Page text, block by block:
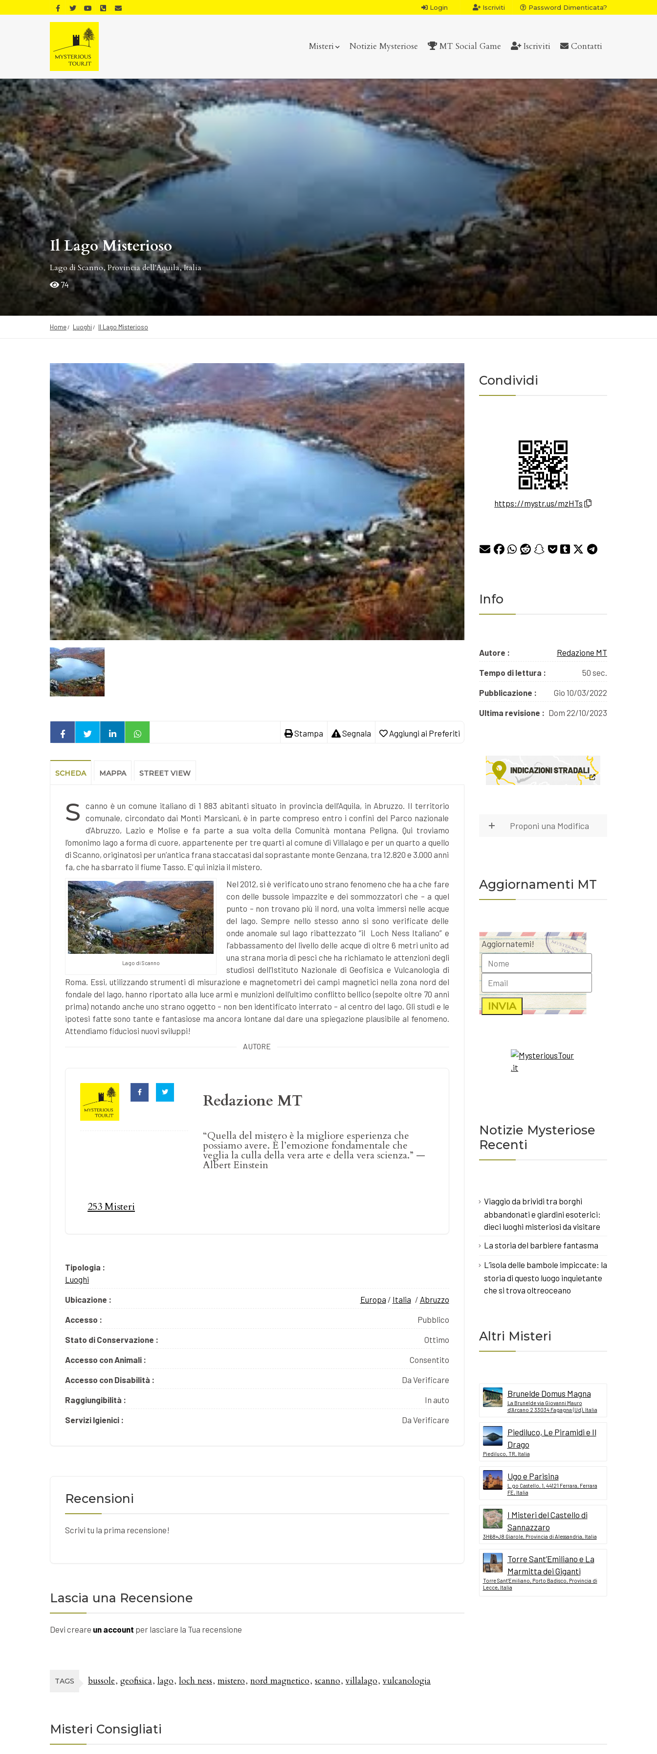
Login Iscriviti Password Dimenticata?
Misteri Notizie Mysteriose MT Social Game Iscriviti Contatti
Il Lago Misterioso
Lago di Scanno, Provincia dell'Aquila, Italia
74
Home Luoghi Il Lago Misterioso
Aggiungi ai Preferiti
Segnala
Stampa
SCHEDA MAPPA STREET VIEW
S
canno è un comune italiano di 1 883 abitanti situato in provincia dell’Aquila, in Abruzzo. Il territorio
comunale, circondato dai Monti Marsicani, è in parte compreso entro i confini del Parco nazionale
d’Abruzzo, Lazio e Molise e fa parte a sua volta della Comunità montana Peligna. Qui troviamo
l’omonimo lago a forma di cuore, appartenente per tre quarti al comune di Villalago e per un quarto a quello
di Scanno, originatosi per un’antica frana staccatasi dal soprastante monte Genzana, tra 12.820 e 3.000 anni
fa, che ha sbarrato il fiume Tasso. E’ qui inizia il mistero.
Lago di Scanno
Nel 2012, si è verificato uno strano fenomeno che ha a che fare
con delle bussole impazzite e dei sommozzatori che – a quel
punto – non trovano più il nord, una volta immersi nelle acque
del lago. Sempre nello stesso anno si sono verificate delle
onde anomale sul lago ribattezzato “il Loch Ness Italiano” e
l’abbassamento del livello delle acque di oltre 6 metri unito ad
una strana moria di pesci che ha richiamato le attenzioni degli
studiosi dell’Istituto Nazionale di Geofisica e Vulcanologia di
Roma. Essi, utilizzando strumenti di misurazione e magnetometri dei campi magnetici nella zona nord del
fondale del lago, hanno riportato alla luce armi e munizioni dell’ultimo conflitto bellico (sepolte oltre 70 anni
prima) notando anche uno strano oggetto – non ben identificato interrato – al centro del lago. Gli studi e le
ipotesi fatte sono tante e fantasiose ma ancora lontane dal dare una spiegazione plausibile al fenomeno.
Attendiamo fiduciosi nuovi sviluppi!
AUTORE
Redazione MT
“Quella del mistero è la migliore esperienza che
possiamo avere. È l’emozione fondamentale che
veglia la culla della vera arte e della vera scienza.” —
Albert Einstein
253 Misteri
Tipologia :
Luoghi
Ubicazione : Europa / Italia / Abruzzo
Accesso : Pubblico
Stato di Conservazione : Ottimo
Accesso con Animali : Consentito
Accesso con Disabilità : Da Verificare
Raggiungibilità : In auto
Servizi Igienici : Da Verificare
Recensioni
Scrivi tu la prima recensione!
Lascia una Recensione
Devi creare un account per lasciare la Tua recensione
TAGS bussole geofisica lago loch ness mistero nord magnetico scanno villalago vulcanologia
Condividi
https://mystr.us/mzHTs
Info
Autore : Redazione MT
Tempo di lettura : 50 sec.
Pubblicazione : Gio 10/03/2022
Ultima revisione : Dom 22/10/2023
Proponi una Modifica
Aggiornamenti MT
Aggiornatemi!
Notizie Mysteriose
Recenti
Viaggio da brividi tra borghi
abbandonati e giardini esoterici:
dieci luoghi misteriosi da visitare
La storia del barbiere fantasma
L’isola delle bambole impiccate: la
storia di questo luogo inquietante
che si trova oltreoceano
Altri Misteri
Brunelde Domus Magna
La Brunelde via Giovanni Mauro
d’Arcano 2 33034 Fagagna (Ud), Italia
Piediluco, Le Piramidi e Il
Drago
Piediluco, TR, Italia
Ugo e Parisina
L.go Castello, 1, 44121 Ferrara, Ferrara
FE, Italia
I Misteri del Castello di
Sannazzaro
3H68+J8 Giarole, Provincia di Alessandria, Italia
Torre Sant’Emiliano e La
Marmitta dei Giganti
Torre Sant'Emiliano, Porto Badisco, Provincia di
Lecce, Italia
Misteri Consigliati